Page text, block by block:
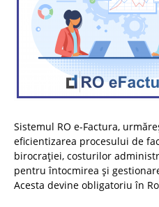
Sistemul RO e-Factura,
eficientizarea procesului de
birocrației, costurilor
pentru întocmirea și
Acesta devine obligatoriu în